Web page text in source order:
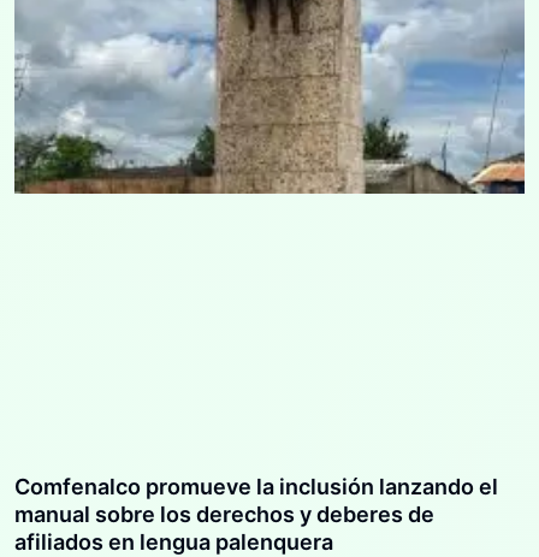
Comfenalco promueve la inclusión lanzando el
manual sobre los derechos y deberes de
afiliados en lengua palenquera